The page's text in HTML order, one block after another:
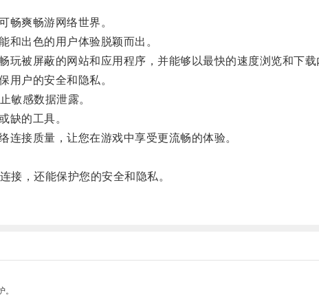
爽畅游网络世界。
出色的用户体验脱颖而出。
被屏蔽的网站和应用程序，并能够以最快的速度浏览和下载
户的安全和隐私。
感数据泄露。
的工具。
接质量，让您在游戏中享受更流畅的体验。
，还能保护您的安全和隐私。